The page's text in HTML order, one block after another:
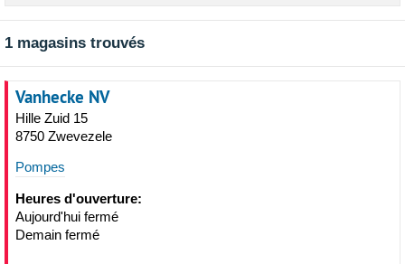
1 magasins trouvés
Vanhecke NV
Hille Zuid 15
8750 Zwevezele
Pompes
Heures d'ouverture:
Aujourd'hui fermé
Demain fermé